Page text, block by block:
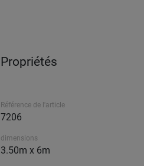
Propriétés
Référence de l'article
7206
dimensions
3.50m x 6m